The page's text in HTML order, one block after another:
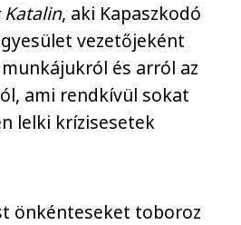
Katalin, aki Kapaszkodó
vezetőjeként
és arról az
ami rendkívül sokat
lelki krízisesetek
önkénteseket toboroz